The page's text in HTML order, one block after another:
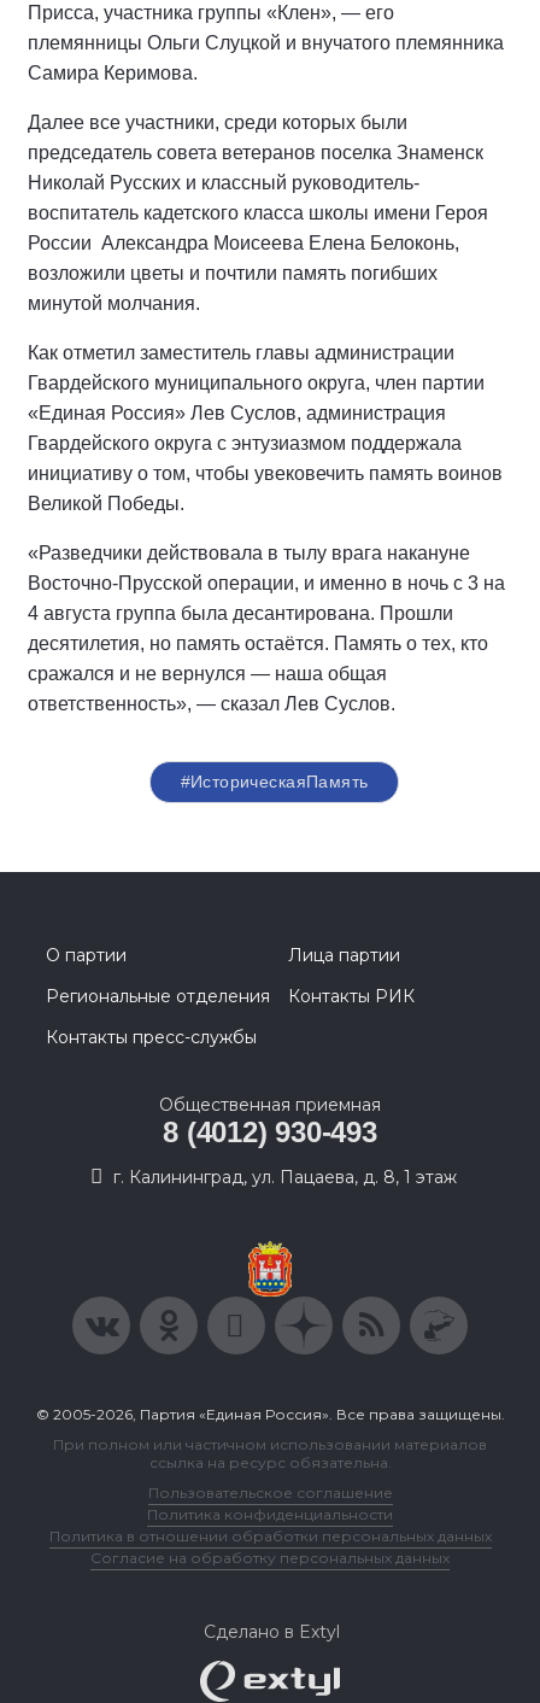
Присса, участника группы «Клен», — его
племянницы Ольги Слуцкой и внучатого племянника
Самира Керимова.
Далее все участники, среди которых были
председатель совета ветеранов поселка Знаменск
Николай Русских и классный руководитель-
воспитатель кадетского класса школы имени Героя
России Александра Моисеева Елена Белоконь,
возложили цветы и почтили память погибших
минутой молчания.
Как отметил заместитель главы администрации
Гвардейского муниципального округа, член партии
«Единая Россия» Лев Суслов, администрация
Гвардейского округа с энтузиазмом поддержала
инициативу о том, чтобы увековечить память воинов
Великой Победы.
«Разведчики действовала в тылу врага накануне
Восточно-Прусской операции, и именно в ночь с 3 на
4 августа группа была десантирована. Прошли
десятилетия, но память остаётся. Память о тех, кто
сражался и не вернулся — наша общая
ответственность», — сказал Лев Суслов.
#ИсторическаяПамять
О партии
Лица партии
Региональные отделения
Контакты РИК
Контакты пресс-службы
Общественная приемная
8 (4012) 930-493
г. Калининград, ул. Пацаева, д. 8, 1 этаж
© 2005-2026, Партия «Единая Россия». Все права защищены.
При полном или частичном использовании материалов
ссылка на ресурс обязательна.
Пользовательское соглашение
Политика конфиденциальности
Политика в отношении обработки персональных данных
Согласие на обработку персональных данных
Сделано в Extyl